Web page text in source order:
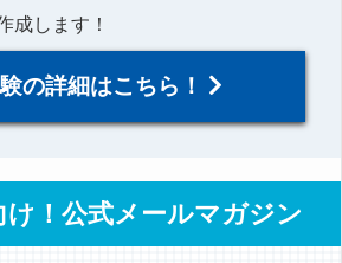
成します！
の詳細はこちら！
け！公式メールマガジン